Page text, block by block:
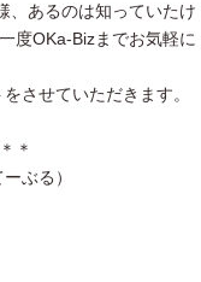
、あるのは知っていたけ
度OKa-Bizまでお気軽に
させていただきます。
＊
ぶる）